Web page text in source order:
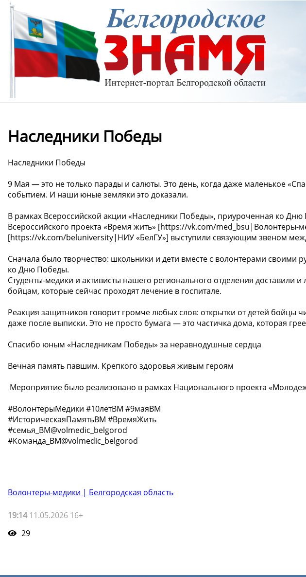
Наследники Победы
Наследники Победы
9 Мая — это не только парады и салюты. Это день, когда даже маленькое
событием. И наши юные земляки это доказали.
В рамках Всероссийской акции «Наследники Победы», приуроченная ко
Всероссийского проекта «Время жить» [https://vk.com/med_bsu|Волонтеры-
[https://vk.com/beluniversity|НИУ «БелГУ»] выступили связующим звеном
Сначала было творчество: школьники и дети вместе с волонтерами своими
ко Дню Победы.
Студенты-медики и активисты нашего регионального отделения доставили
бойцам, которые сейчас проходят лечение в госпитале.
Реакция защитников говорит громче любых слов: открытки от детей бойцы
даже после выписки. Это не просто бумага — это частичка дома, которая
Спасибо юным «Наследникам Победы» за неравнодушные сердца ️
Вечная память павшим. Крепкого здоровья живым героям
Мероприятие было реализовано в рамках Национального проекта
#ВолонтерыМедики #10летВМ #9маяВМ
#ИсторическаяПамятьВМ #ВремяЖить
#семья_ВМ@volmedic_belgorod
#Команда_ВМ@volmedic_belgorod
Волонтеры-медики | Белгородская область
19:1411.05.2026 16+
29